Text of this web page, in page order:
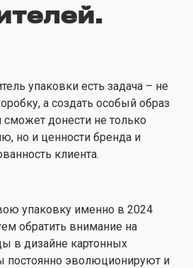
упаковки есть задача – не
а создать особый образ
донести не только
но и ценности бренда и
клиента.
упаковку именно в 2024
обратить внимание на
в дизайне картонных
постоянно эволюционируют и